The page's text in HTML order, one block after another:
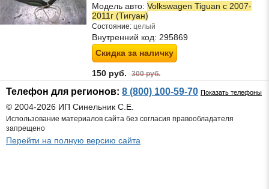
Модель авто: Volkswagen Tiguan с 2007-
2011г (Тигуан)
Состояние: целый
Внутренний код: 295869
Скидка за наличку
150 руб. 300 руб.
Телефон для регионов: 8 (800) 100-59-70 Показать телефоны
© 2004-2026 ИП Синельник С.Е.
Использование материалов сайта без согласия правообладателя
запрещено
Перейти на полную версию сайта